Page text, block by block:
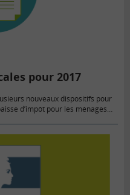
pour 2017
nouveaux dispositifs pour
d’impôt pour les ménages